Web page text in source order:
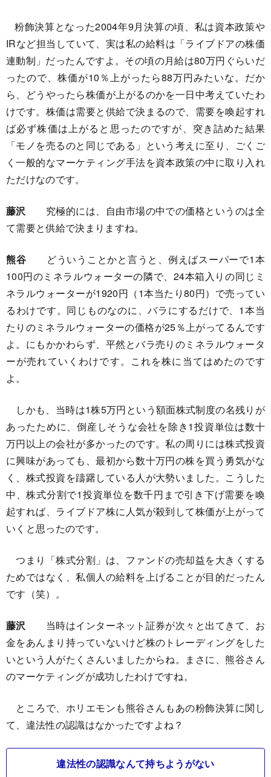
粉飾決算となった2004年9月決算の頃、私は資本政策や
IRなど担当していて、実は私の給料は「ライブドアの株価
連動制」だったんですよ。その頃の月給は80万円ぐらいだ
ったので、株価が10％上がったら88万円みたいな。だか
ら、どうやったら株価が上がるのかを一日中考えていたわ
けです。株価は需要と供給で決まるので、需要を喚起すれ
ば必ず株価は上がると思ったのですが、突き詰めた結果
「モノを売るのと同じである」という考えに至り、ごくご
く一般的なマーケティング手法を資本政策の中に取り入れ
ただけなのです。
藤沢 究極的には、自由市場の中での価格というのは全
て需要と供給で決まりますね。
熊谷 どういうことかと言うと、例えばスーパーで1本
100円のミネラルウォーターの隣で、24本箱入りの同じミ
ネラルウォーターが1920円（1本当たり80円）で売ってい
るわけです。同じものなのに、バラにするだけで、1本当
たりのミネラルウォーターの価格が25％上がってるんです
よ。にもかかわらず、平然とバラ売りのミネラルウォータ
ーが売れていくわけです。これを株に当てはめたのです
よ。
しかも、当時は1株5万円という額面株式制度の名残りが
あったために、倒産しそうな会社を除き1投資単位は数十
万円以上の会社が多かったのです。私の周りには株式投資
に興味があっても、最初から数十万円の株を買う勇気がな
く、株式投資を躊躇している人が大勢いました。こうした
中、株式分割で1投資単位を数千円まで引き下げ需要を喚
起すれば、ライブドア株に人気が殺到して株価が上がって
いくと思ったのです。
つまり「株式分割」は、ファンドの売却益を大きくする
ためではなく、私個人の給料を上げることが目的だったん
です（笑）。
藤沢
当時はインターネット証券が次々と出てきて、お
金をあんまり持っていないけど株のトレーディングをした
いという人がたくさんいましたからね。まさに、熊谷さん
のマーケティングが成功したわけですね。
ところで、ホリエモンも熊谷さんもあの粉飾決算に関し
て、違法性の認識はなかったですよね？
違法性の認識なんて持ちようがない